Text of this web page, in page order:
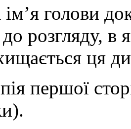
ім’я голови
до розгляду, в
ця
першої